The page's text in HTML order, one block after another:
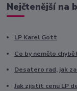
Nejčtenější na
LP Karel Gott
Co by nemělo
Desatero rad, jak
Jak zjistit cenu LP